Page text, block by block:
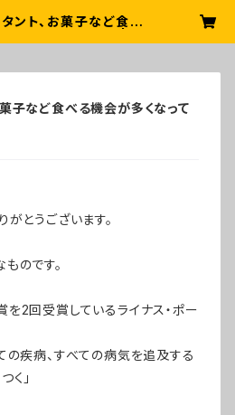
ント、お菓子など食べ
子など食べる機会が多くなって
がとうございます。
のです。
2回受賞しているライナス・ポー
の疾病、すべての病気を追及する
く」